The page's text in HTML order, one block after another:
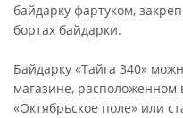
байдарку фартуком,
бортах байдарки.
Байдарку «Тайга 340»
магазине,
«Октябрьское поле» или